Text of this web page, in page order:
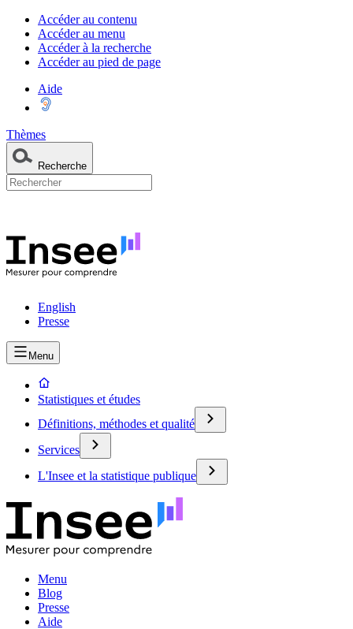
Accéder au contenu
Accéder au menu
Accéder à la recherche
Accéder au pied de page
Aide
Thèmes
Recherche
English
Presse
Menu
Statistiques et études
Définitions, méthodes et qualité
Services
L'Insee et la statistique publique
Menu
Blog
Presse
Aide